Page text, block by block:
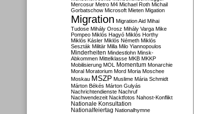
Mercosur Metro M4 Michael Roth Michail
Gorbatschow Microsoft Mieten Migation
Migration Migration Aid Mihai
Tudose Mihály Orosz Mihály Varga Mike
Pompeo Miklós Hagyó Miklós Horthy
Miklós Kásler Miklós Németh Miklós
Seszták Militär Milla Milo Yiannopoulos
Minderheiten Mindestlohn Minsk-
Abkommen Mittelklasse MKB MKKP
Mobilisierung MOL Momentum Monarchie
Moral Moratorium Mord Moria Moschee
Moskau MSZP Muslime Mária Schmidt
Márton Békés Márton Gulyás
Nachrichtendienste Nachruf
Nachwendezeit Nacktfotos Nahost-Konflikt
Nationale Konsultation
Nationalfeiertag Nationalhymne